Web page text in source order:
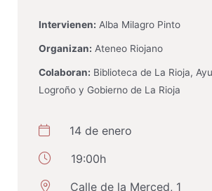
Intervienen: Alba Milagro Pinto
Organizan: Ateneo Riojano
Colaboran: Biblioteca de La Rioja,
Logroño y Gobierno de La Rioja
14 de enero
19:00h
Calle de la Merced, 1